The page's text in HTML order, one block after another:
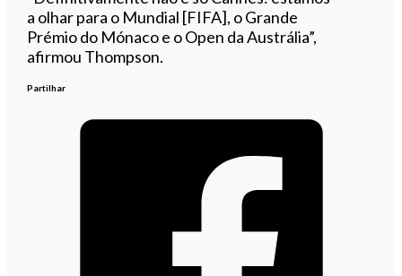
a olhar para o Mundial [FIFA], o Grande
Prémio do Mónaco e o Open da Austrália”,
afirmou Thompson.
Partilhar